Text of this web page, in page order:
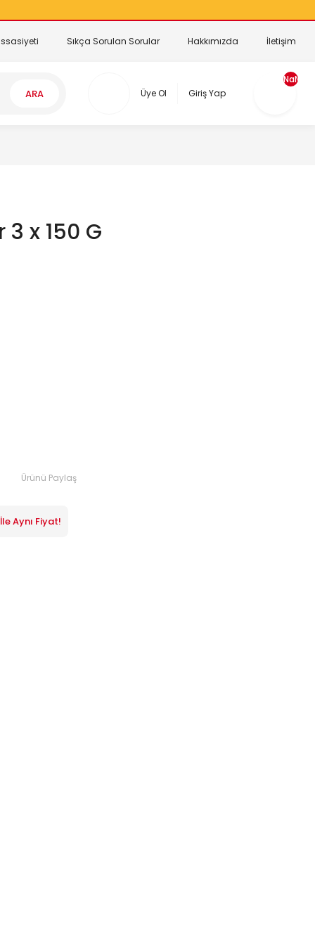
Sıkça Sorulan Sorular Hakkımızda İletişim
ARA Üye Ol Giriş Yap
NaN
3 x 150 G
Ürünü Paylaş
Aynı Fiyat!